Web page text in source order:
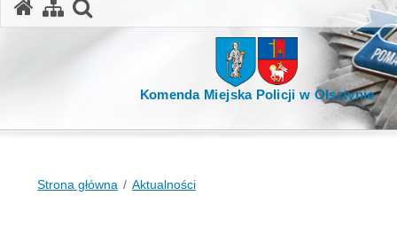
Komenda Miejska Policji w Olsztynie
Strona główna Aktualności